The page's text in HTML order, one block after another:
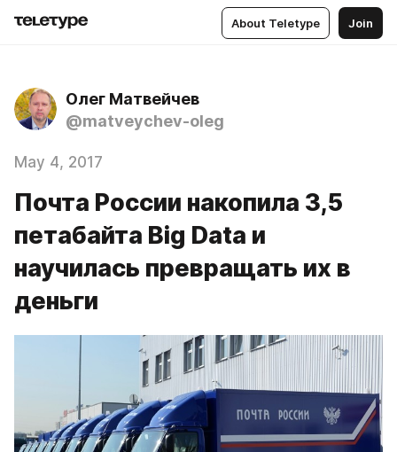
About Teletype Join
Олег Матвейчев
@matveychev-oleg
May 4, 2017
Почта России накопила 3,5
петабайта Big Data и
научилась превращать их в
деньги